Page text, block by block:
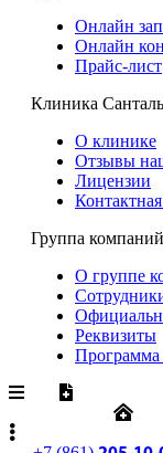
Онлайн
Онлайн
Прайс-лист
Клиника Санталь
О клинике
Отзывы
Лицензии
Группа компаний
О группе
Реквизиты
Программа